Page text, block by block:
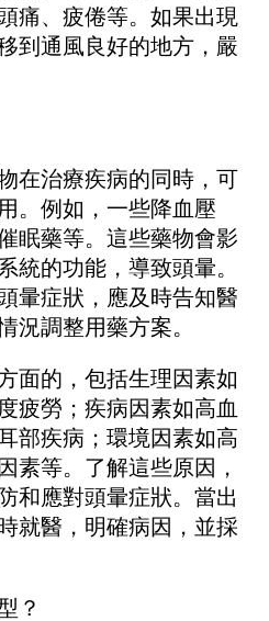
痛、疲倦等。如果出現
到通風良好的地方，嚴
治療疾病的同時，可
。例如，一些降血壓
眠藥等。這些藥物會影
統的功能，導致頭暈。
暈症狀，應及時告知醫
況調整用藥方案。
的，包括生理因素如
疲勞；疾病因素如高血
部疾病；環境因素如高
素等。了解這些原因，
和應對頭暈症狀。當出
就醫，明確病因，並採
？